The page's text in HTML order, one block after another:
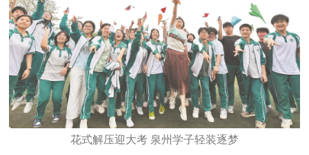
花式解压迎大考 泉州学子轻装逐梦